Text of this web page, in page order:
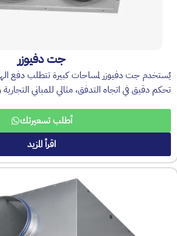
جت دفيوزر
يُستخدم جت دفيوزر لمساحات كبيرة تتطلب دفع
تحكم دقيق في اتجاه التدفق، مثالي للمباني
أطلب تسعيرتك
اقرأ المزيد